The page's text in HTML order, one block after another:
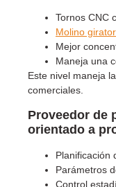
Tornos CNC
Molino
Mejor
Maneja una
Este nivel maneja
comerciales.
Proveedor de
orientado a
Planificación
Parámetros
Control